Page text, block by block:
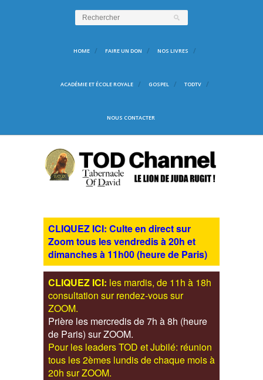
HOME FAIRE UN DON NOS LIVRES
ACADÉMIE ET ÉCOLE ROYALE GOSPEL TODTV
NOUS CONTACTER
CLIQUEZ ICI: Culte en direct sur
Zoom tous les vendredis à 20h et
dimanches à 11h00 (heure de Paris)
CLIQUEZ ICI: les mardis, de 11h à 18h
consultation sur rendez-vous sur
ZOOM.
Prière les mercredis de 7h à 8h (heure
de Paris) sur ZOOM.
Pour les leaders TOD et Jubilé: réunion
tous les 2èmes lundis de chaque mois à
20h sur ZOOM.